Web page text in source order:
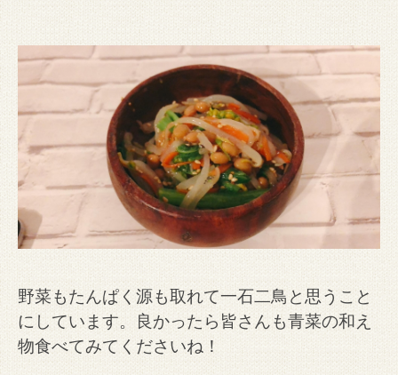
野菜もたんぱく源も取れて一石二鳥と思うこと
にしています。
良かったら皆さんも青菜の和え
物食べてみてくださいね！